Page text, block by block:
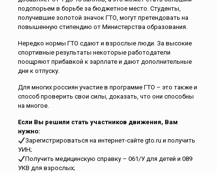
подспорьем в борьбе за бюджетное место. Студенты,
получившие золотой значок ГТО, могут претендовать на
повышенную стипендию от Министерства образования.
Нередко нормы ГТО сдают и взрослые люди. За высокие
спортивные результаты некоторые работодатели
поощряют прибавкой к зарплате и дают дополнительные
дни к отпуску.
Для многих россиян участие в программе ГТО – это также и
способ проверить свои силы, доказать, что они способны
на многое.
Если Вы решили стать участников движения, Вам
нужно:
Зарегистрироваться на интернет-сайте gto.ru и получить
УИН;
Получить медицинскую справку – 061/У для детей и 089
УКВ для взрослых;